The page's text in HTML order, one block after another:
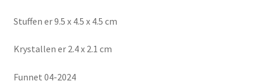
Stuffen er 9.5 x 4.5 x 4.5 cm
Krystallen er 2.4 x 2.1 cm
Funnet 04-2024